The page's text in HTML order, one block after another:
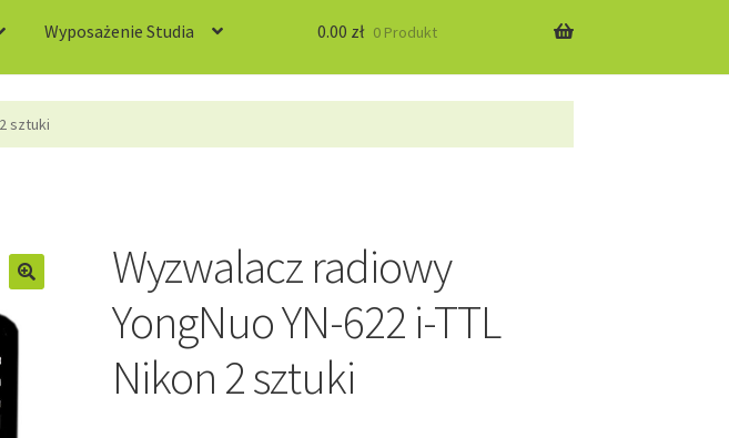
Wyposażenie Studia 0.00 zł 0 Produkt
sztuki
Wyzwalacz radiowy
YongNuo YN-622 i-TTL
Nikon 2 sztuki